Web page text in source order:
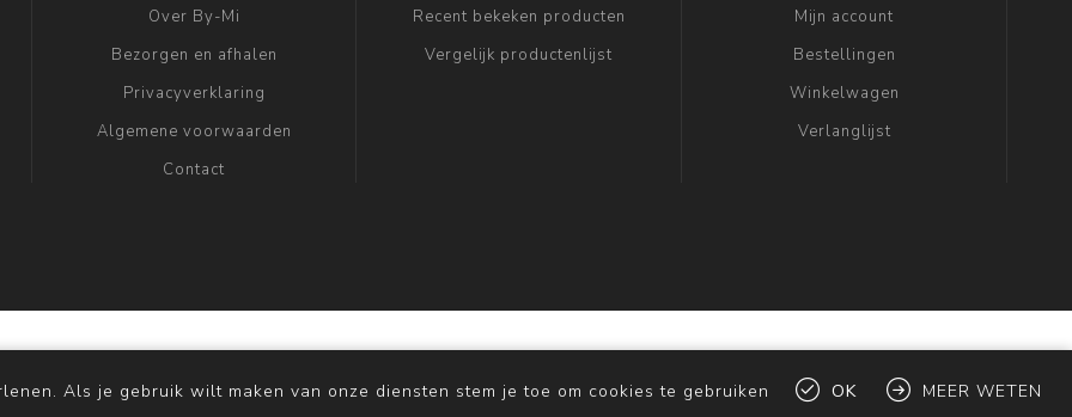
Over By-Mi
Bezorgen en afhalen
Privacyverklaring
Algemene voorwaarden
Contact
Recent bekeken producten
Vergelijk productenlijst
Mijn account
Bestellingen
Winkelwagen
Verlanglijst
Als je gebruik wilt maken van onze diensten stem je toe om cookies te gebruiken OK MEER WETEN